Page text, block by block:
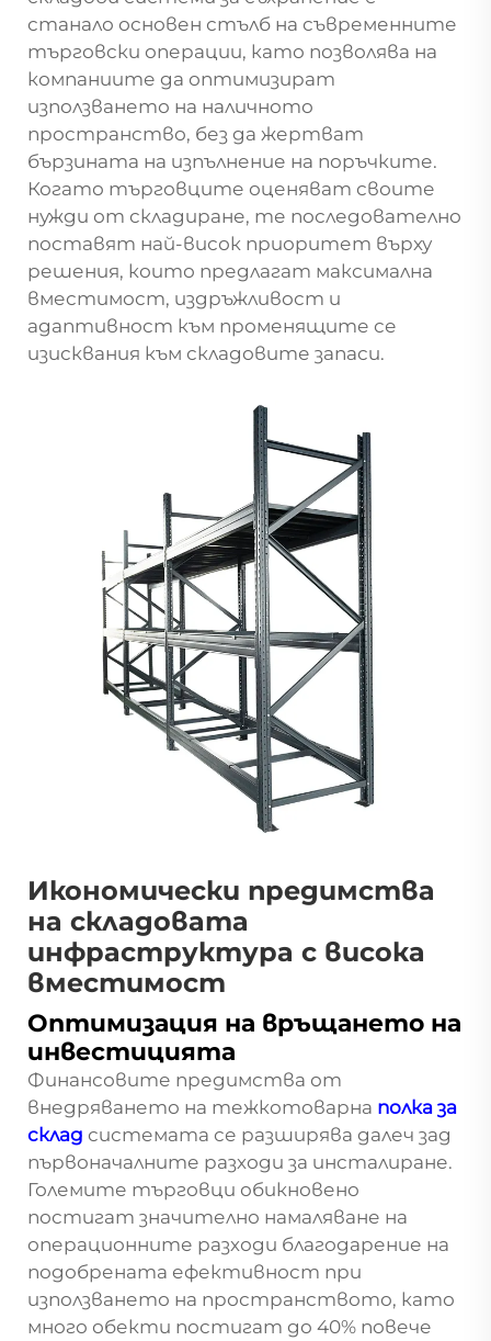
станало основен стълб на съвременните
търговски операции, като позволява на
компаниите да оптимизират
използването на наличното
пространство, без да жертват
бързината на изпълнение на поръчките.
Когато търговците оценяват своите
нужди от складиране, те последователно
поставят най-висок приоритет върху
решения, които предлагат максимална
вместимост, издръжливост и
адаптивност към променящите се
изисквания към складовите запаси.
Икономически предимства
на складовата
инфраструктура с висока
вместимост
Оптимизация на връщането на
инвестицията
Финансовите предимства от
внедряването на тежкотоварна полка за
склад системата се разширява далеч зад
първоначалните разходи за инсталиране.
Големите търговци обикновено
постигат значително намаляване на
операционните разходи благодарение на
подобрената ефективност при
използването на пространството, като
много обекти постигат до 40% повече